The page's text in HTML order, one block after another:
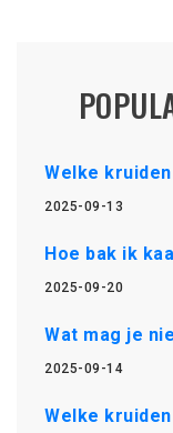
Welke
2025-09-13
Hoe bak ik
2025-09-20
Wat mag je
2025-09-14
Welke